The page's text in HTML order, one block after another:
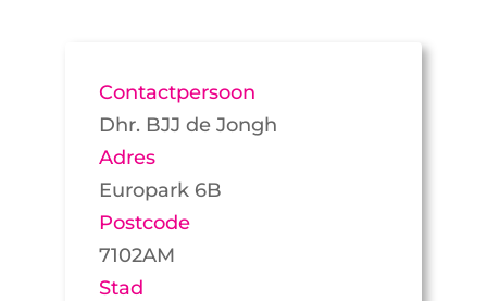
Contactpersoon
Dhr. BJJ de Jongh
Adres
Europark 6B
Postcode
7102AM
Stad